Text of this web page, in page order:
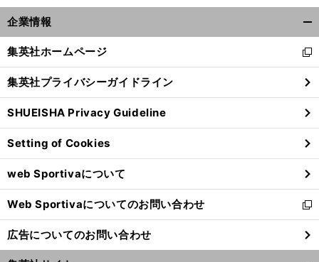
企業情報
閉
る
集英社ホームページ
新
し
い
ウ
ィ
ン
ド
ウ
で
開
く
集英社プライバシーガイドライン
SHUEISHA Privacy Guideline
Setting of Cookies
web Sportivaについて
Web Sportivaについてのお問い合わせ
新
し
い
ウ
広告についてのお問い合わせ